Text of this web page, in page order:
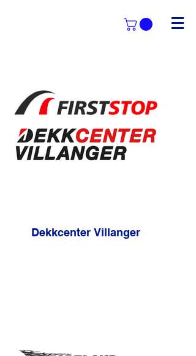
Dekkcenter Villanger